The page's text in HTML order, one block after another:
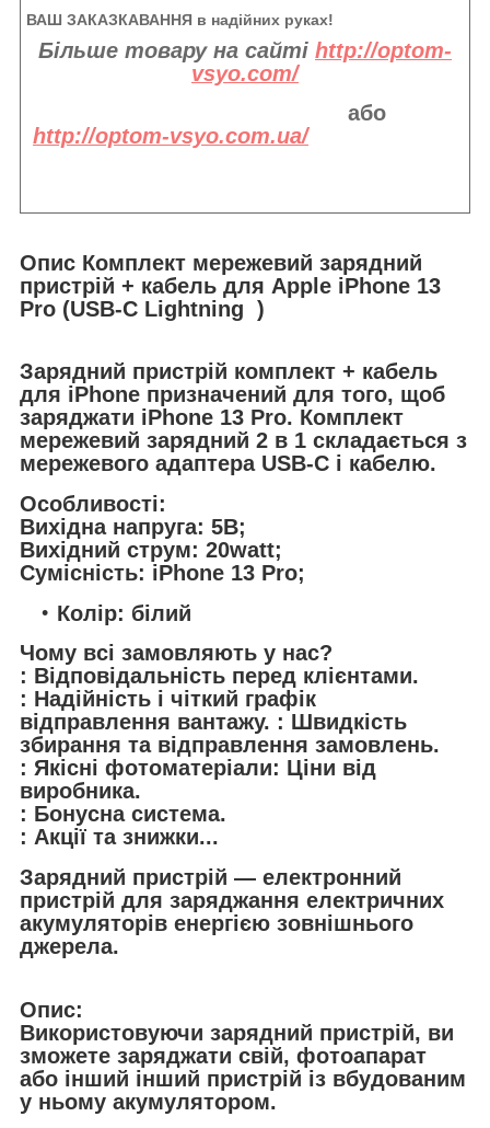
ВАШ ЗАКАЗКАВАННЯ в надійних руках!
Більше товару на сайті http://optom-
vsyo.com/
або
http://optom-vsyo.com.ua/
Опис Комплект мережевий зарядний
пристрій + кабель для Apple iPhone 13
Pro (USB-C Lightning )
Зарядний пристрій комплект + кабель
для iPhone призначений для того, щоб
заряджати iPhone 13 Pro. Комплект
мережевий зарядний 2 в 1 складається з
мережевого адаптера USB-C і кабелю.
Особливості:
Вихідна напруга: 5В;
Вихідний струм: 20watt;
Сумісність: iPhone 13 Pro;
Колір: білий
Чому всі замовляють у нас?
: Відповідальність перед клієнтами.
: Надійність і чіткий графік
відправлення вантажу. : Швидкість
збирання та відправлення замовлень.
: Якісні фотоматеріали: Ціни від
виробника.
: Бонусна система.
: Акції та знижки...
Зарядний пристрій — електронний
пристрій для заряджання електричних
акумуляторів енергією зовнішнього
джерела.
Опис:
Використовуючи зарядний пристрій, ви
зможете заряджати свій, фотоапарат
або інший інший пристрій із вбудованим
у ньому акумулятором.